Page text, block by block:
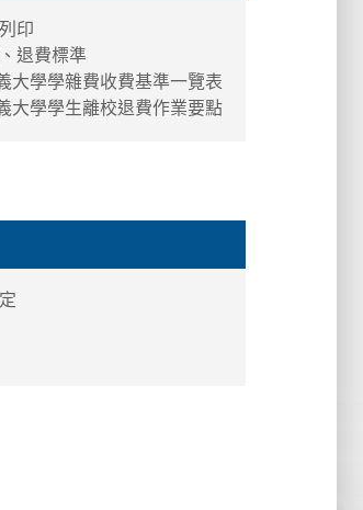
印
退費標準
大學學雜費收費基準一覽表
大學學生離校退費作業要點